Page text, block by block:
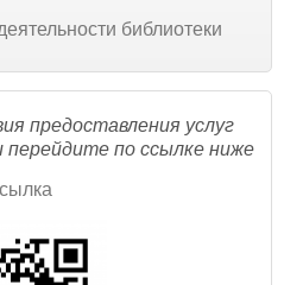
библиотеки
предоставления услуг
перейдите по ссылке ниже